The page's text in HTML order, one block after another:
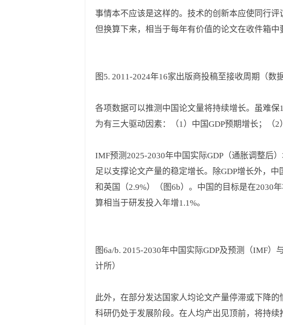
事情本不应该是这样的。技术的创新本应使同行
但换算下来，相当于每年有价值的论文在收件箱中
图5. 2011-2024年16家出版商投稿至接收周期（数
各项数据可以推测中国论文量将持续增长。虽难
为有三大驱动因素：（1）中国GDP预期增长；（
IMF预测2025-2030年中国实际GDP（通胀调整后
足以支撑论文产量的稳定增长。除GDP增长外，中
和英国（2.9%）（图6b）。中国的目标是在2030
算相当于研发投入年增1.1%。
图6a/b. 2015-2030年中国实际GDP及预测（IMF
计所）
此外，在部分发达国家人均论文产量停滞或下降
科研仍处于发展阶段。在人均产出见顶前，将持续